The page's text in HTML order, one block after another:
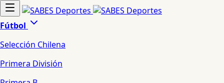
Fútbol
Selección Chilena
Primera División